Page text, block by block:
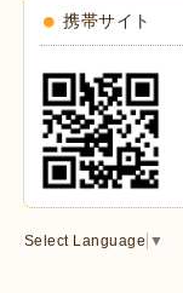
携帯サイト
Select Language ▼